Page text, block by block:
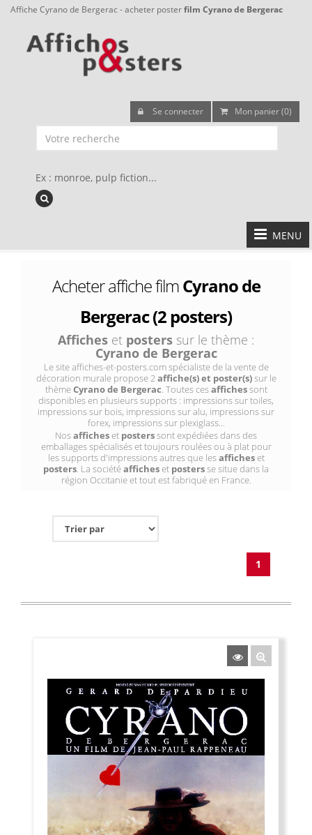
Affiche Cyrano de Bergerac - acheter posterfilm Cyrano de Bergerac
Se connecter Mon panier (0)
Ex : monroe, pulp fiction...
MENU
Acheter affiche filmCyrano de
Bergerac (2 posters)
Affiches et posters sur le thème :
Cyrano de Bergerac
Le site affiches-et-posters.com spécialiste de la vente de
décoration murale propose 2affiche(s) et poster(s)sur le
thèmeCyrano de Bergerac. Toutes cesaffichessont
disponibles en plusieurs supports : impressions sur toiles,
impressions sur bois, impressions sur alu, impressions sur
forex, impressions sur plexiglass...
Nosafficheset posterssont expédiées dans des
emballages spécialisés et toujours roulées ou à plat pour
les supports d'impressions autres que lesafficheset
posters. La sociétéafficheset postersse situe dans la
région Occitanie et tout est fabriqué en France.
1